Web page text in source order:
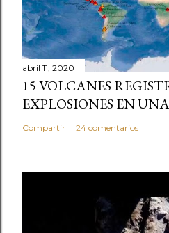
abril 11, 2020
15 VOLCANES
EXPLOSIONES EN
Compartir 24 comentarios